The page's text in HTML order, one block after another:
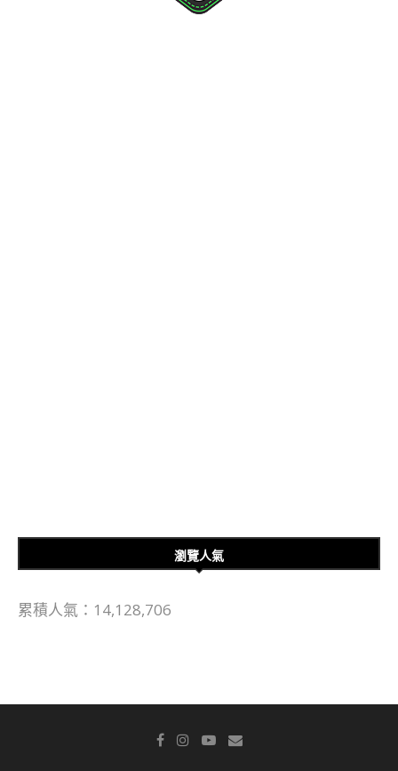
瀏覽人氣
累積人氣：14,128,706